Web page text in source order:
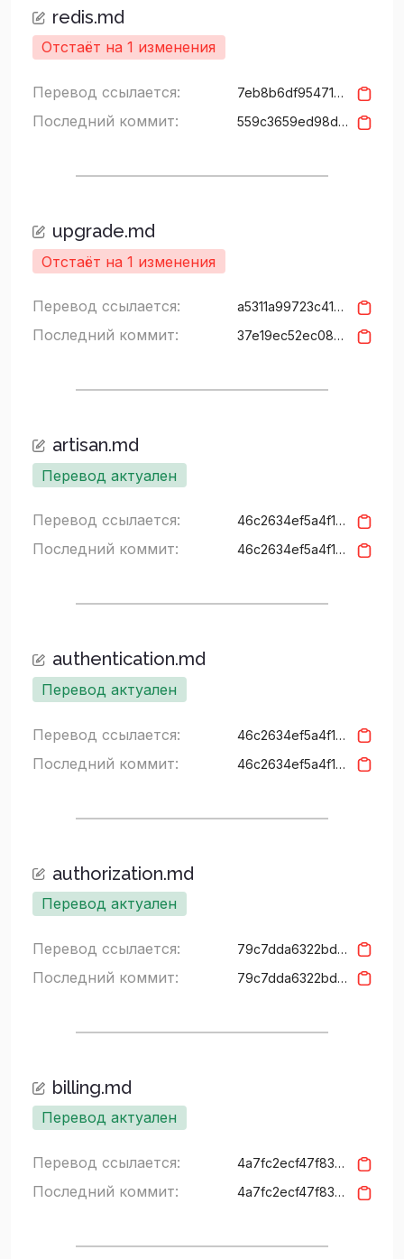
redis.md
Отстаёт на 1 изменения
Перевод ссылается: 7eb8b6df95471a64238cb535df75deaaba8e0334
Последний коммит: 559c3659ed98d529974d24326f0fb3db66235215
upgrade.md
Отстаёт на 1 изменения
Перевод ссылается: a5311a99723c410153f2c8c1b8a3eb2644165a12
Последний коммит: 37e19ec52ec0894e9380fb57f3c5d0dd1f85872a
artisan.md
Перевод актуален
Перевод ссылается: 46c2634ef5a4f15427c94a3157b626cf5bd3937f
Последний коммит: 46c2634ef5a4f15427c94a3157b626cf5bd3937f
authentication.md
Перевод актуален
Перевод ссылается: 46c2634ef5a4f15427c94a3157b626cf5bd3937f
Последний коммит: 46c2634ef5a4f15427c94a3157b626cf5bd3937f
authorization.md
Перевод актуален
Перевод ссылается: 79c7dda6322bd8319042831e5d185379980123fa
Последний коммит: 79c7dda6322bd8319042831e5d185379980123fa
billing.md
Перевод актуален
Перевод ссылается: 4a7fc2ecf47f830f2bc17a3c6266d0912ca586c4
Последний коммит: 4a7fc2ecf47f830f2bc17a3c6266d0912ca586c4